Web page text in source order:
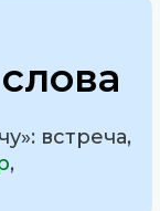
встреча,
,